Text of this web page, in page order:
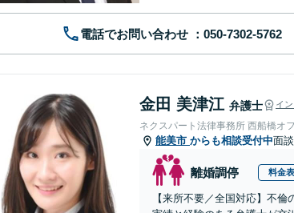
電話でお問い合わせ
金田 美津江 弁護士 イ
ネクスパート法律事務所 西船橋オ
能美市 からも相談受付中面
離婚調停 料金
【来所不要／全国対応】不